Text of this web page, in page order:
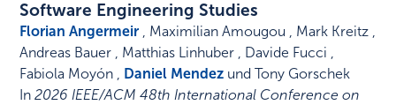
Software Engineering Studies
Florian Angermeir , Maximilian Amougou , Mark Kreitz ,
Andreas Bauer , Matthias Linhuber , Davide Fucci ,
Fabiola Moyón , Daniel Mendez und Tony Gorschek
In2026 IEEE/ACM 48th International Conference on